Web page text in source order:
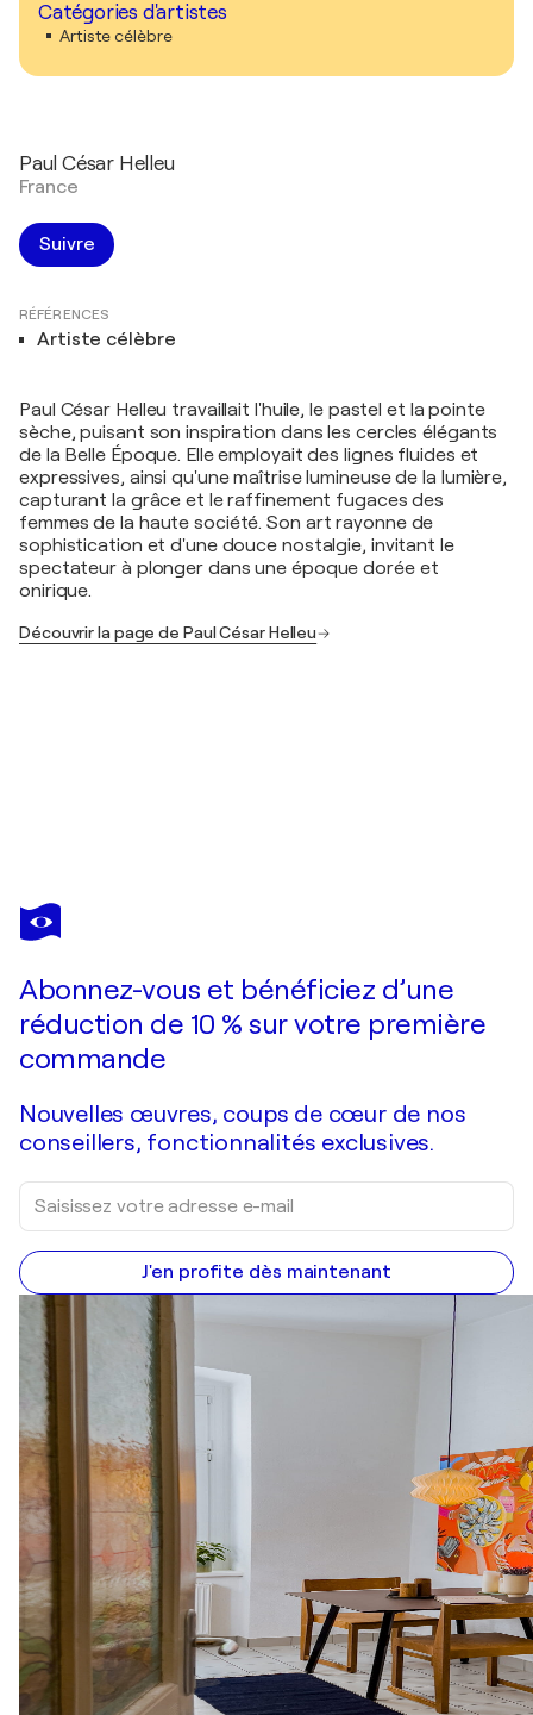
Catégories d'artistes
Artiste célèbre
Paul César Helleu
France
Suivre
RÉFÉRENCES
Artiste célèbre
Paul César Helleu travaillait l'huile, le pastel et la pointe
sèche, puisant son inspiration dans les cercles élégants
de la Belle Époque. Elle employait des lignes fluides et
expressives, ainsi qu'une maîtrise lumineuse de la lumière,
capturant la grâce et le raffinement fugaces des
femmes de la haute société. Son art rayonne de
sophistication et d'une douce nostalgie, invitant le
spectateur à plonger dans une époque dorée et
onirique.
Découvrir la page de Paul César Helleu
PAUL CÉSAR HELLEU
L'enfant attablé
Abonnez-vous et bénéficiez d’une
réduction de 10 % sur votre première
commande
Nouvelles œuvres, coups de cœur de nos
conseillers, fonctionnalités exclusives.
J'en profite dès maintenant